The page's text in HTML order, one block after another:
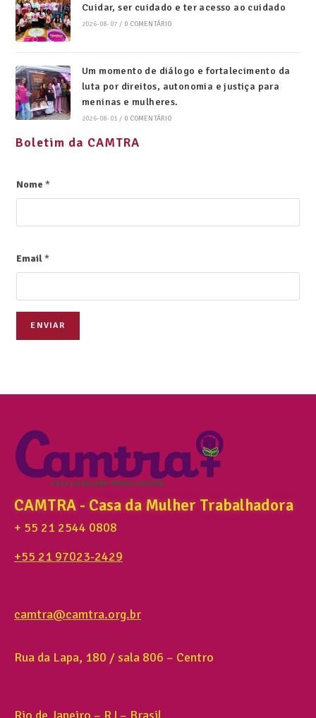
Cuidar, ser cuidado e ter acesso ao cuidado
2026-08-07 / 0 COMENTÁRIO
Um momento de diálogo e fortalecimento da
luta por direitos, autonomia e justiça para
meninas e mulheres.
2026-08-01 / 0 COMENTÁRIO
Boletim da CAMTRA
Nome*
Email*
ENVIAR
CAMTRA - Casa da Mulher Trabalhadora
+ 55 21 2544 0808
+55 21 97023-2429
camtra@camtra.org.br
Rua da Lapa, 180 / sala 806 – Centro
Rio de Janeiro – RJ – Brasil